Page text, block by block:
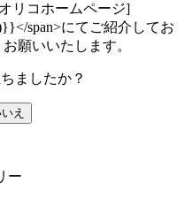
リコホームページ]
span>にてご紹介してお
願いいたします。
ましたか？
え
ー